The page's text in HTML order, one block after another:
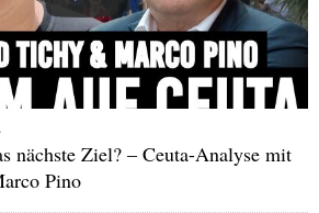
nächste Ziel? – Ceuta-Analyse mit
Pino